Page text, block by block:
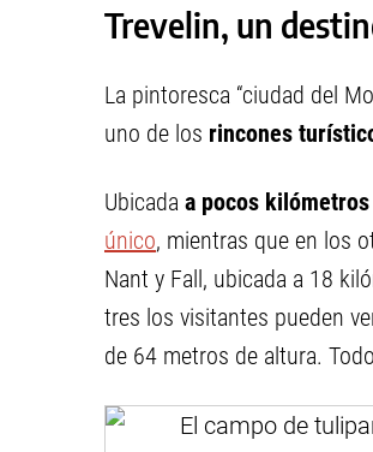
Trevelin, un
La pintoresca “ciudad del
uno de los rincones
Ubicada a pocos
único, mientras que en los
Nant y Fall, ubicada a 18
tres los visitantes pueden
de 64 metros de altura.